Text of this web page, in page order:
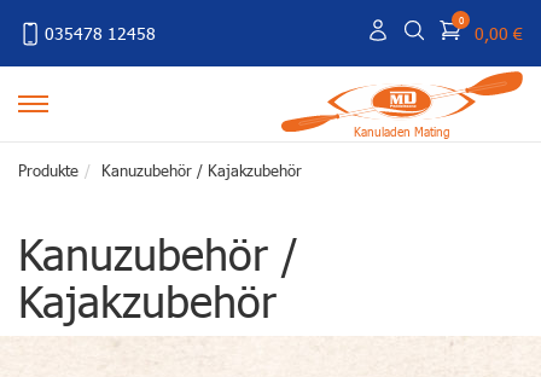
035478 12458
0
0,00 €
Kanuladen Mating
Produkte Kanuzubehör / Kajakzubehör
Kanuzubehör /
Kajakzubehör